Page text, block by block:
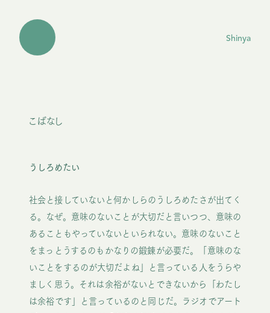
Shinya
こばなし
うしろめたい
社会と接していないと何かしらのうしろめたさが出てく
る。なぜ。意味のないことが大切だと言いつつ、意味の
あることもやっていないといられない。意味のないこと
をまっとうするのもかなりの鍛錬が必要だ。「意味のな
いことをするのが大切だよね」と言っている人をうらや
ましく思う。それは余裕がないとできないから「わたし
は余裕です」と言っているのと同じだ。ラジオでアート